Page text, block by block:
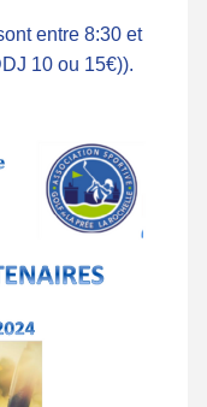
entre 8:30 et
10 ou 15€)).